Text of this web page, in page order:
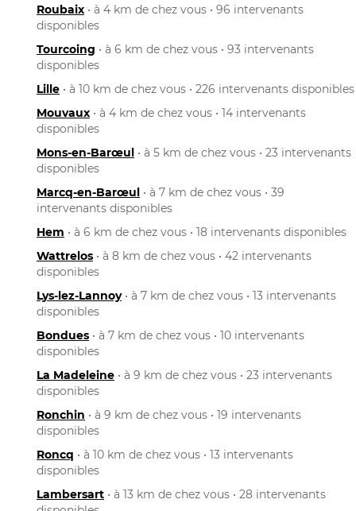
Roubaix • à 4 km de chez vous • 96 intervenants
disponibles
Tourcoing • à 6 km de chez vous • 93 intervenants
disponibles
Lille • à 10 km de chez vous • 226 intervenants disponibles
Mouvaux • à 4 km de chez vous • 14 intervenants
disponibles
Mons-en-Barœul • à 5 km de chez vous • 23 intervenants
disponibles
Marcq-en-Barœul • à 7 km de chez vous • 39
intervenants disponibles
Hem • à 6 km de chez vous • 18 intervenants disponibles
Wattrelos • à 8 km de chez vous • 42 intervenants
disponibles
Lys-lez-Lannoy• à 7 km de chez vous • 13 intervenants
disponibles
Bondues • à 7 km de chez vous • 10 intervenants
disponibles
La Madeleine • à 9 km de chez vous • 23 intervenants
disponibles
Ronchin • à 9 km de chez vous • 19 intervenants
disponibles
Roncq • à 10 km de chez vous • 13 intervenants
disponibles
Lambersart • à 13 km de chez vous • 28 intervenants